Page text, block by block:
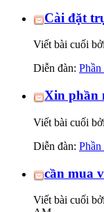
Cài đặt
Viết bài cuối
Diễn đàn:
Xin phần
Viết bài cuối
Diễn đàn:
cần mua
Viết bài cuối